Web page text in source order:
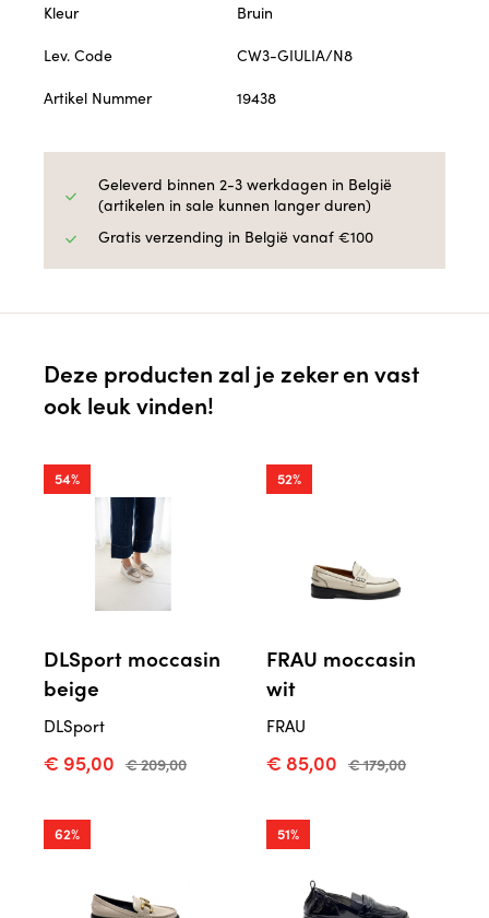
Kleur
Bruin
Lev. Code
CW3-GIULIA/N8
Artikel Nummer
19438
Geleverd binnen 2-3 werkdagen in België
(artikelen in sale kunnen langer duren)
Gratis verzending in België vanaf €100
Deze producten zal je zeker en vast
ook leuk vinden!
54%
DLSport moccasin
beige
DLSport
€ 95,00 € 209,00
52%
FRAU moccasin
wit
FRAU
€ 85,00 € 179,00
62% 51%